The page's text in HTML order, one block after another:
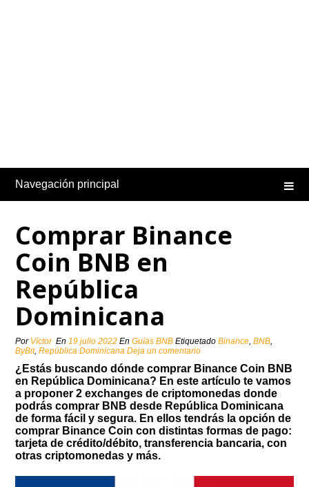
Navegación principal
Comprar Binance
Coin BNB en
República
Dominicana
Por Víctor En19 julio 2022 EnGuías BNB EtiquetadoBinance,BNB,
ByBit,República Dominicana Deja un comentario
¿Estás buscando dónde comprar Binance Coin BNB
en República Dominicana? En este artículo te vamos
a proponer 2 exchanges de criptomonedas donde
podrás comprar BNB desde República Dominicana
de forma fácil y segura. En ellos tendrás la opción de
comprar Binance Coin con distintas formas de pago:
tarjeta de crédito/débito, transferencia bancaria, con
otras criptomonedas y más.